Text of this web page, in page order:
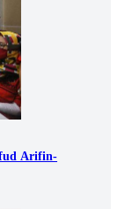
Arifin-